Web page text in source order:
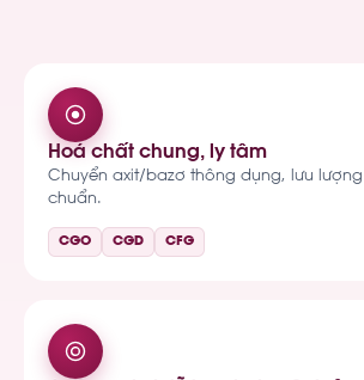
Hoá chất chung, ly tâm
Chuyển axit/bazơ thông dụng, lưu
chuẩn.
CGO CGD CFG